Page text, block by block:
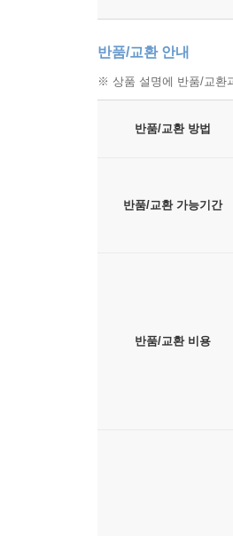
반품/교환 안내
※ 상품 설명에 반품/교환
반품/교환 방법
반품/교환 가능기간
반품/교환 비용